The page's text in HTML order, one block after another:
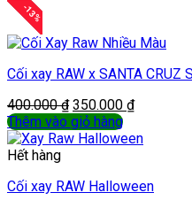
-
13
%
Cối xay RAW x SANTA CRUZ
400.000₫ 350.000 ₫
Thêm vào giỏ hàng
Hết hàng
Cối xay RAW Halloween